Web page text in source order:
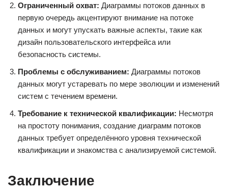
Ограниченный охват: Диаграммы потоков данных в
первую очередь акцентируют внимание на потоке
данных и могут упускать важные аспекты, такие как
дизайн пользовательского интерфейса или
безопасность системы.
Проблемы с обслуживанием: Диаграммы потоков
данных могут устаревать по мере эволюции и изменений
систем с течением времени.
Требование к технической квалификации: Несмотря
на простоту понимания, создание диаграмм потоков
данных требует определённого уровня технической
квалификации и знакомства с анализируемой системой.
Заключение